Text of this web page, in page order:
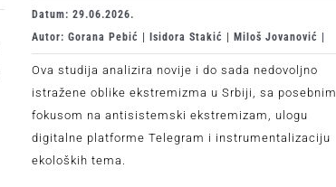
Datum: 29.06.2026.
Autor: Gorana Pebić | Isidora Stakić | Miloš Jovanović |
Ova studija analizira novije i do sada nedovoljno
istražene oblike ekstremizma u Srbiji, sa posebnim
fokusom na antisistemski ekstremizam, ulogu
digitalne platforme Telegram i instrumentalizaciju
ekoloških tema.